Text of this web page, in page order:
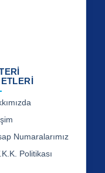
Numaralarımız
Politikası